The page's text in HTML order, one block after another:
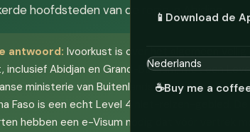
📱 Download de
☕Buy me a
hoofdsteden van de regio in Abidjan.
antwoord: Ivoorkust is over het algemeen veilig
inclusief Abidjan en Grand-Bassam, met een
ministerie van Buitenlandse Zaken. De
Faso is een echt Level 4 niet-reizen-gebied.
hebben een e-Visum nodig dat vóór vertrek